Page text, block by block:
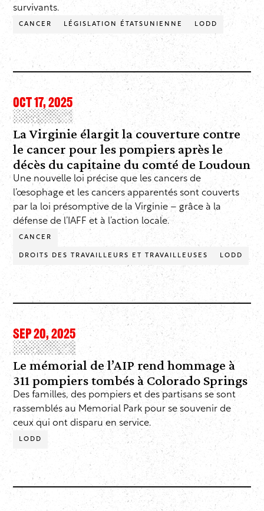
survivants.
CANCER LÉGISLATION ÉTATSUNIENNE LODD
OCT 17, 2025
La Virginie élargit la couverture contre
le cancer pour les pompiers après le
décès du capitaine du comté de Loudoun
Une nouvelle loi précise que les cancers de
l’œsophage et les cancers apparentés sont couverts
par la loi présomptive de la Virginie – grâce à la
défense de l’IAFF et à l’action locale.
CANCER
DROITS DES TRAVAILLEURS ET TRAVAILLEUSES LODD
SEP 20, 2025
Le mémorial de l’AIP rend hommage à
311 pompiers tombés à Colorado Springs
Des familles, des pompiers et des partisans se sont
rassemblés au Memorial Park pour se souvenir de
ceux qui ont disparu en service.
LODD